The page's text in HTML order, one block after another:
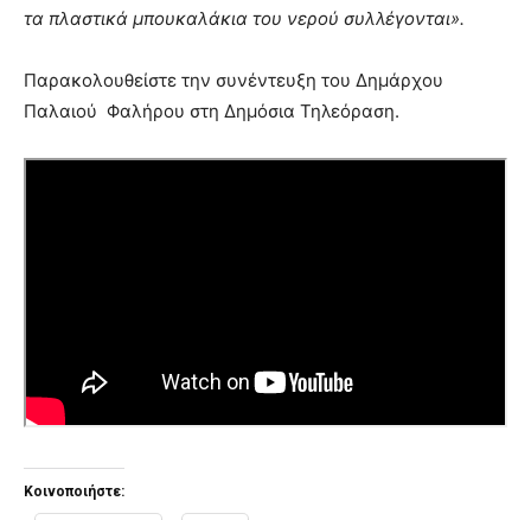
τα πλαστικά μπουκαλάκια του νερού συλλέγονται».
Παρακολουθείστε την συνέντευξη του Δημάρχου
Παλαιού Φαλήρου στη Δημόσια Τηλεόραση.
Κοινοποιήστε: